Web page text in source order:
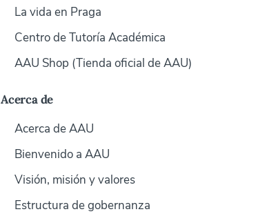
La vida en Praga
Centro de Tutoría Académica
AAU Shop (Tienda oficial de AAU)
Acerca de
Acerca de AAU
Bienvenido a AAU
Visión, misión y valores
Estructura de gobernanza